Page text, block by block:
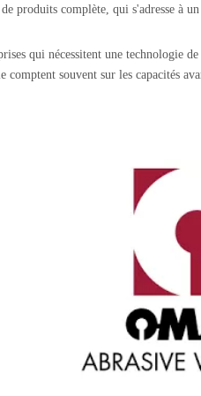
produits complète, qui s'adresse à
qui nécessitent une technologie
souvent sur les capacités